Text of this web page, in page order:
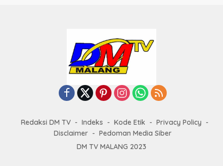
Redaksi DM TV Indeks Kode Etik
Privacy Policy
Disclaimer
Pedoman Media Siber
DM TV MALANG 2023